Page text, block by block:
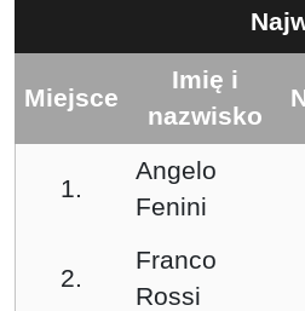
Miejsce
Imię i
nazwisko
1.
Angelo
Fenini
2.
Franco
Rossi